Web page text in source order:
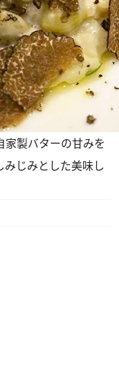
製バターの甘みを
みじみとした美味し